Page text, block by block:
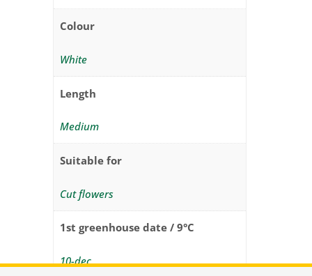
Colour
White
Length
Medium
Suitable for
Cut flowers
1st greenhouse date / 9°C
10-dec